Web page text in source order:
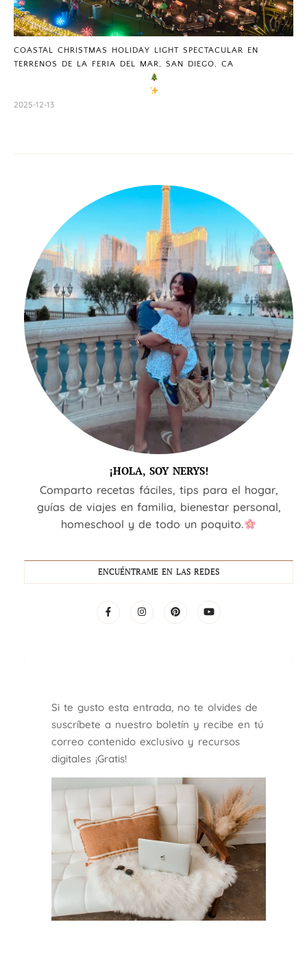
COASTAL CHRISTMAS HOLIDAY LIGHT SPECTACULAR EN
TERRENOS DE LA FERIA DEL MAR, SAN DIEGO, CA
2025-12-13
¡HOLA, SOY NERYS!
Comparto recetas fáciles, tips para el hogar,
guías de viajes en familia, bienestar personal,
homeschool y de todo un poquito.
ENCUÉNTRAME EN LAS REDES
Si te gusto esta entrada, no te olvides de
suscríbete a nuestro boletín y recibe en tú
correo contenido exclusivo y recursos
digitales ¡Gratis!